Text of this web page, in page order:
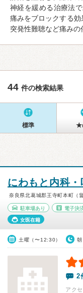
神経を緩める治療法
痛みをブロックする
突発性難聴など痛みの
44 件の検索結果
標準 ★
にわもと内科
奈良県北葛城郡王寺町本町（
駐車場あり 電子決
女医在籍
土曜（〜12:30） 朝
2
アク